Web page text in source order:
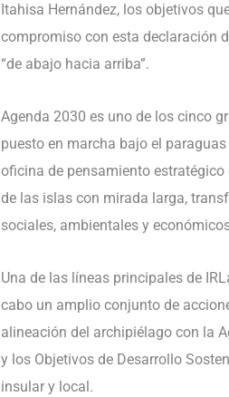
Itahisa Hernández, los objetivos
compromiso con esta declaración
“de abajo hacia arriba”.
Agenda 2030 es uno de los cinco
puesto en marcha bajo el
oficina de pensamiento
de las islas con mirada larga,
sociales, ambientales y
Una de las líneas principales de
cabo un amplio conjunto de
alineación del archipiélago con la
y los Objetivos de Desarrollo
insular y local.